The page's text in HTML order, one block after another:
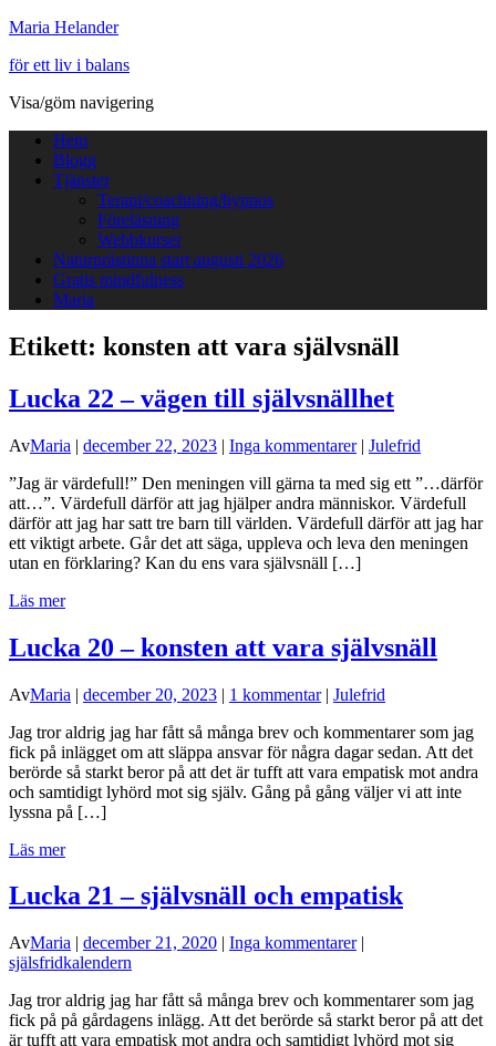
Maria Helander
för ett liv i balans
Visa/göm navigering
Hem
Blogg
Tjänster
Terapi/coachning/hypnos
Föreläsning
Webbkurser
Naturprästinna start augusti 2026
Gratis mindfulness
Maria
Etikett: konsten att vara självsnäll
Lucka 22 – vägen till självsnällhet
AvMaria | december 22, 2023 | Inga kommentarer| Julefrid
”Jag är värdefull!” Den meningen vill gärna ta med sig ett ”…därför
att…”. Värdefull därför att jag hjälper andra människor. Värdefull
därför att jag har satt tre barn till världen. Värdefull därför att jag har
ett viktigt arbete. Går det att säga, uppleva och leva den meningen
utan en förklaring? Kan du ens vara självsnäll […]
Läs mer
Lucka 20 – konsten att vara självsnäll
AvMaria | december 20, 2023 | 1 kommentar| Julefrid
Jag tror aldrig jag har fått så många brev och kommentarer som jag
fick på inlägget om att släppa ansvar för några dagar sedan. Att det
berörde så starkt beror på att det är tufft att vara empatisk mot andra
och samtidigt lyhörd mot sig själv. Gång på gång väljer vi att inte
lyssna på […]
Läs mer
Lucka 21 – självsnäll och empatisk
AvMaria | december 21, 2020 | Inga kommentarer|
själsfridkalendern
Jag tror aldrig jag har fått så många brev och kommentarer som jag
fick på på gårdagens inlägg. Att det berörde så starkt beror på att det
är tufft att vara empatisk mot andra och samtidigt lyhörd mot sig